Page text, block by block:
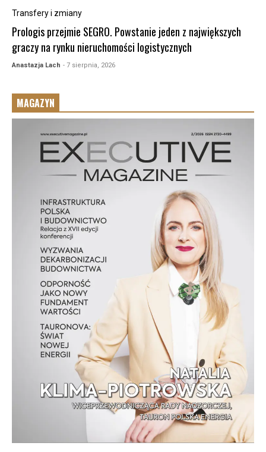
Transfery i zmiany
Prologis przejmie SEGRO. Powstanie jeden z największych
graczy na rynku nieruchomości logistycznych
Anastazja Lach - 7 sierpnia, 2026
MAGAZYN